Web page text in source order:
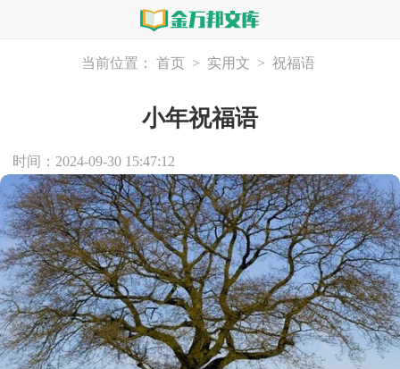
当前位置： 首页 > 实用文 > 祝福语
小年祝福语
时间：2024-09-30 15:47:12